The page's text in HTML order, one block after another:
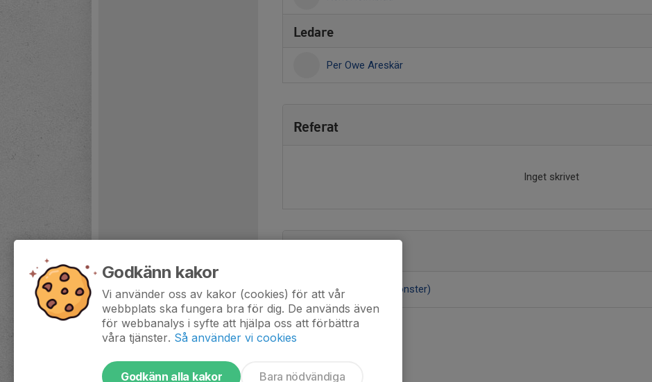
Ledare
Per Owe Areskär
Referat
Inget skrivet
Öppna tabell här (nytt fönster)
Godkänn kakor
Vi använder oss av kakor (cookies) för att vår
webbplats ska fungera bra för dig. De används även
för webbanalys i syfte att hjälpa oss att förbättra
våra tjänster. Så använder vi cookies
Godkänn alla kakor Bara nödvändiga